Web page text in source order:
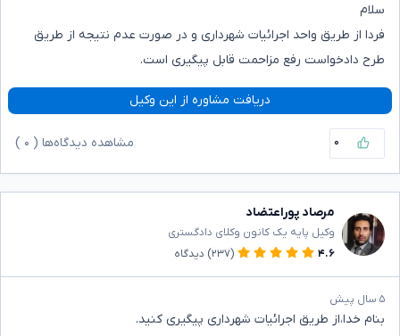
سلام
فردا از طریق واحد اجرائیات شهرداری و در صورت عدم نتیجه از طریق
طرح دادخواست رفع مزاحمت قابل پیگیری است.
دریافت مشاوره از این وکیل
۰ مشاهده دیدگاه‌ها ( ۰
مرصاد پوراعتضاد
وکیل پایه یک کانون وکلای دادگستری
۴.۶
(۲۳۷) دیدگاه
۵ سال پیش
بنام خدا،از طریق اجرائیات شهرداری پیگیری کنید.